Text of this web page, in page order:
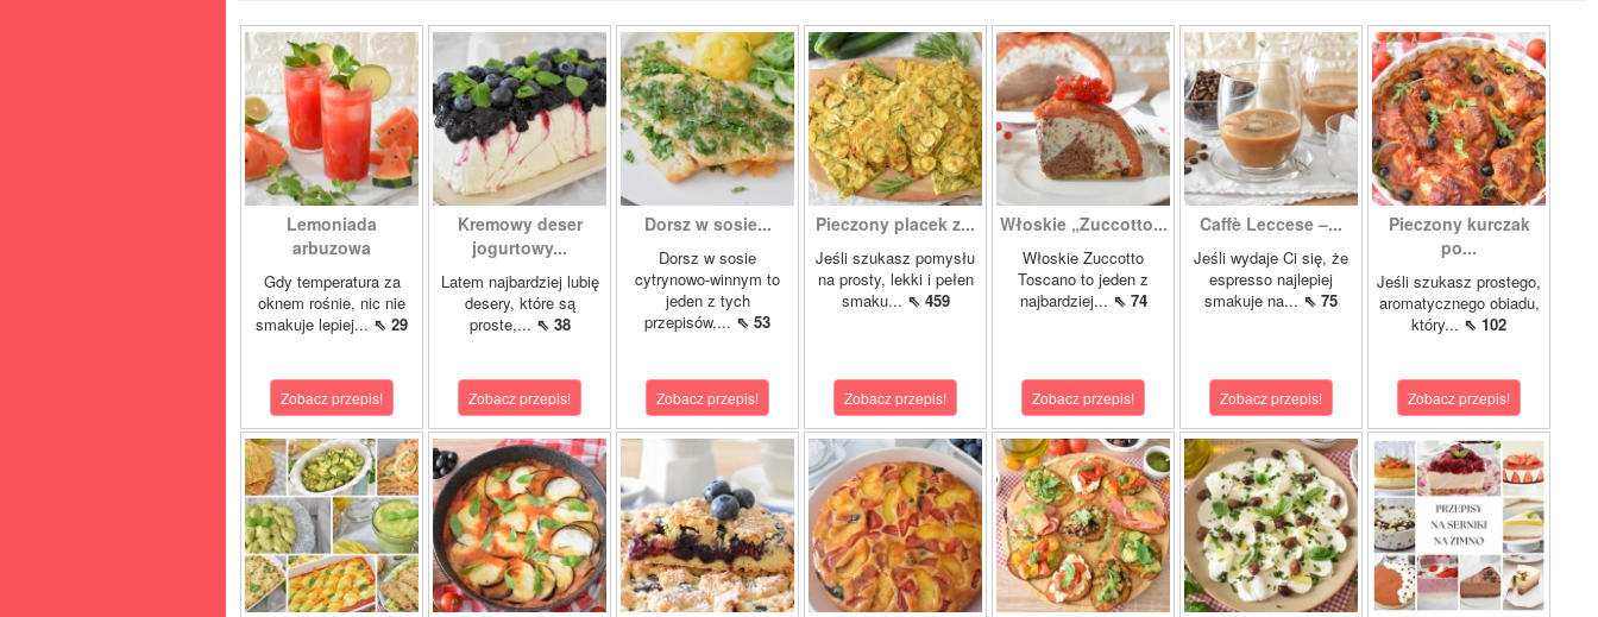
Lemoniada
arbuzowa
Gdy temperatura za
oknem rośnie, nic nie
smakuje lepiej... ⇖ 29
Zobacz przepis!
Kremowy deser
jogurtowy...
Latem najbardziej lubię
desery, które są
proste,... ⇖ 38
Zobacz przepis!
Dorsz w sosie...
Dorsz w sosie
cytrynowo-winnym to
jeden z tych
przepisów,... ⇖ 53
Zobacz przepis!
Pieczony placek z...
Jeśli szukasz pomysłu
na prosty, lekki i pełen
smaku... ⇖ 459
Zobacz przepis!
Włoskie „Zuccotto...
Włoskie Zuccotto
Toscano to jeden z
najbardziej... ⇖ 74
Zobacz przepis!
Caffè Leccese –...
Jeśli wydaje Ci się, że
espresso najlepiej
smakuje na... ⇖ 75
Zobacz przepis!
Pieczony kurczak
po...
Jeśli szukasz prostego,
aromatycznego obiadu,
który... ⇖ 102
Zobacz przepis!